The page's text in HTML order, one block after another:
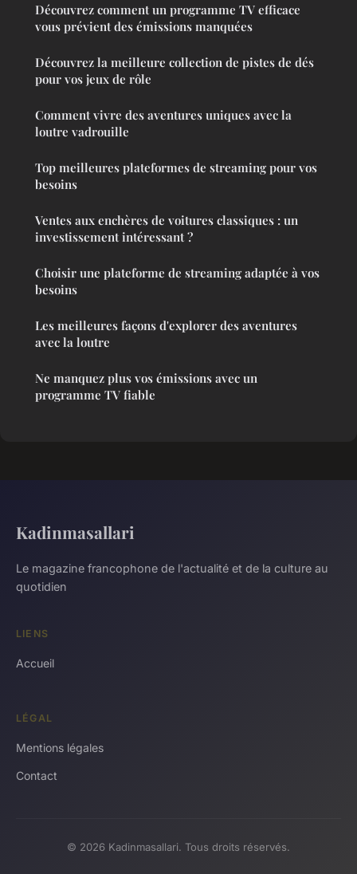
Découvrez comment un programme TV efficace
vous prévient des émissions manquées
Découvrez la meilleure collection de pistes de dés
pour vos jeux de rôle
Comment vivre des aventures uniques avec la
loutre vadrouille
Top meilleures plateformes de streaming pour vos
besoins
Ventes aux enchères de voitures classiques : un
investissement intéressant ?
Choisir une plateforme de streaming adaptée à vos
besoins
Les meilleures façons d'explorer des aventures
avec la loutre
Ne manquez plus vos émissions avec un
programme TV fiable
Kadinmasallari
Le magazine francophone de l'actualité et de la culture au
quotidien
LIENS
Accueil
LÉGAL
Mentions légales
Contact
© 2026 Kadinmasallari. Tous droits réservés.